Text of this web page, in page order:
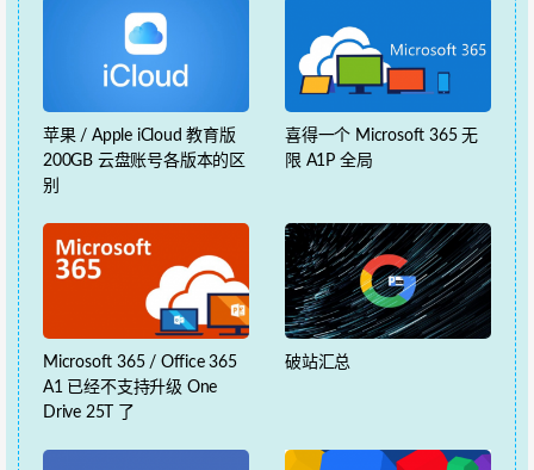
苹果 / Apple iCloud 教育版
200GB 云盘账号各版本的区
别
喜得一个 Microsoft 365 无
限 A1P 全局
Microsoft 365 / Office 365
A1 已经不支持升级 One
Drive 25T 了
破站汇总